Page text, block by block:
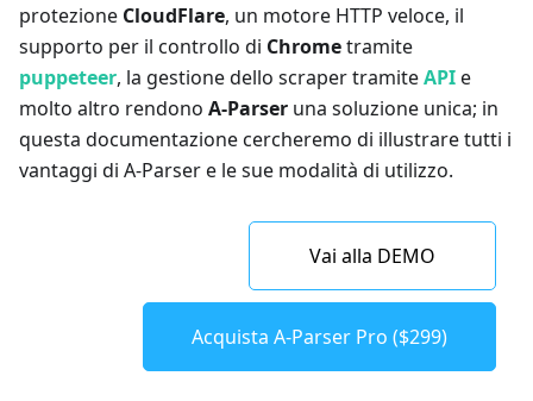
protezione CloudFlare, un motore HTTP veloce, il
supporto per il controllo di Chrometramite
puppeteer, la gestione dello scraper tramiteAPIe
molto altro rendono A-Parser una soluzione unica; in
questa documentazione cercheremo di illustrare tutti i
vantaggi di A-Parser e le sue modalità di utilizzo.
Vai alla DEMO
Acquista A-Parser Pro ($299)